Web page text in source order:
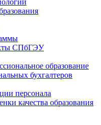
СПбГЭУ
образование
бухгалтеров
персонала
качества образования